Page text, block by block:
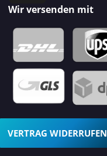
Wir versenden mit
VERTRAG WIDERRUFEN